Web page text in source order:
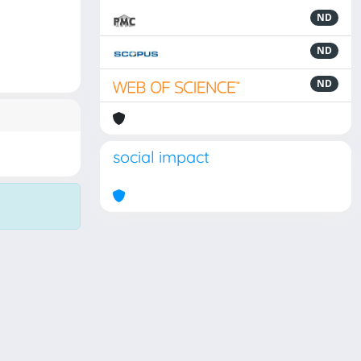
ND
ND
ND
social impact